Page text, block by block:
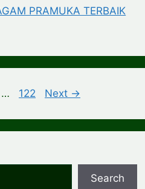
PRAMUKA TERBAIK
… Page
122 Next →
Search